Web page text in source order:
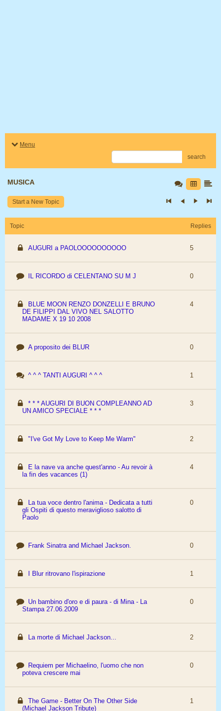
Menu
search
MUSICA
Start a New Topic
Topic Replies
AUGURI a PAOLOOOOOOOOOO 5
IL RICORDO di CELENTANO SU M J 0
BLUE MOON RENZO DONZELLI E BRUNO
DE FILIPPI DAL VIVO NEL SALOTTO
MADAME X 19 10 2008
4
A proposito dei BLUR 0
^ ^ ^ TANTI AUGURI ^ ^ ^ 1
* * * AUGURI DI BUON COMPLEANNO AD
UN AMICO SPECIALE * * *
3
"I've Got My Love to Keep Me Warm" 2
E la nave va anche quest'anno - Au revoir à
la fin des vacances (1)
4
La tua voce dentro l'anima - Dedicata a tutti
gli Ospiti di questo meraviglioso salotto di
Paolo
0
Frank Sinatra and Michael Jackson. 0
I Blur ritrovano l'ispirazione 1
Un bambino d'oro e di paura - di Mina - La
Stampa 27.06.2009
0
La morte di Michael Jackson... 2
Requiem per Michaelino, l'uomo che non
poteva crescere mai
0
The Game - Better On The Other Side
(Michael Jackson Tribute)
1